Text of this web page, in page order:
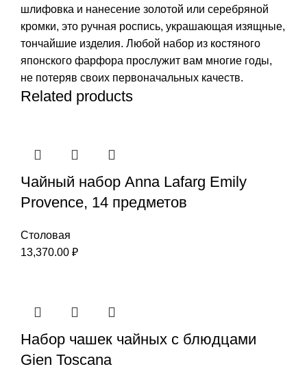
шлифовка и нанесение золотой или серебряной
кромки, это ручная роспись, украшающая изящные,
тончайшие изделия. Любой набор из костяного
японского фарфора прослужит вам многие годы,
не потеряв своих первоначальных качеств.
Related products
Чайный набор Anna Lafarg Emily
Provence, 14 предметов
Столовая
13,370.00 ₽
Набор чашек чайных с блюдцами
Gien Toscana